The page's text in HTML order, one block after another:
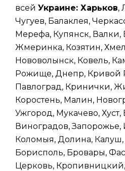
всей Украине: Харьков,
Чугуев, Балаклея,
Мерефа, Купянск,
Жмеринка, Козятин,
Нововолынск, Ковель,
Рожище, Днепр, Кривой
Павлоград, Кринички,
Коростень, Малин,
Ужгород, Мукачево, Хуст,
Виноградов,
Коломыя, Долина, Калуш,
Борисполь, Бровары,
Церковь, Кропивницкий,